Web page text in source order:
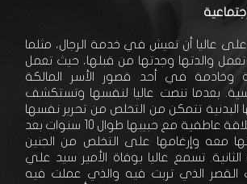
عاليا أن تعيش في خدمة الرجال، مثلما
والدتها وجدتها من قبلها، حيث تعمل
وخادمة في أحد قصور الأسر المالكة
بعدما تنصت عاليا لنفسها وتستكشف
البدنية تتمكن من التخلص من تحرير نفسها
من علاقة عاطفية مع حبيبها طوال 10 سنوات بعد
معه وإرغامها على التخلص من الجنين
الثانية. تسمع عاليا بوفاة الأمير سيد علي
القصر الذي تربت فيه والذي عملت فيه